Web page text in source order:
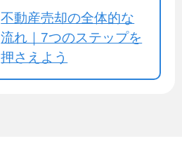
不動産売却の全体的な
流れ｜7つのステップを
押さえよう